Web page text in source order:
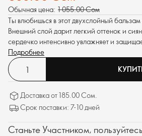
Обычная цена: 1 055.00 Сом
Ты влюбишься в этот двухслойный
Внешний слой дарит легкий оттенок и
сердечко интенсивно увлажняет и
SPF 10. Красота в удовольствие!
Подробнее
Доставка от 185.00 Сом.
Срок поставки: 7-10 дней
Станьте Участником,